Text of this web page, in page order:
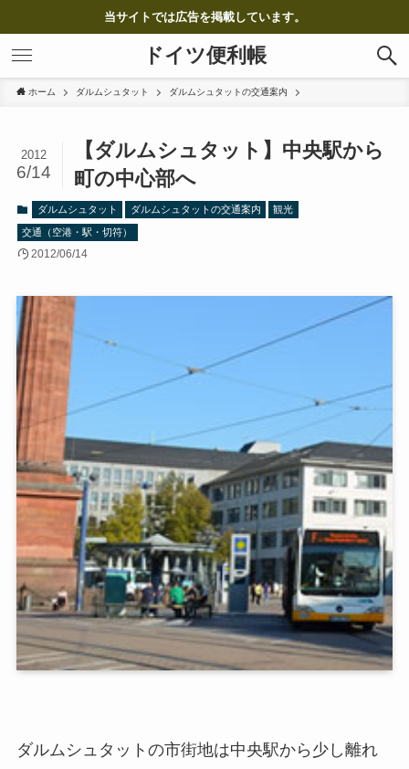
当サイトでは広告を掲載しています。
ドイツ便利帳
ホーム ダルムシュタット ダルムシュタットの交通案内
【ダルムシュタット】中央駅から
町の中心部へ
2012
6/14
ダルムシュタット ダルムシュタットの交通案内 観光
交通（空港・駅・切符）
2012/06/14
ダルムシュタットの市街地は中央駅から少し離れ